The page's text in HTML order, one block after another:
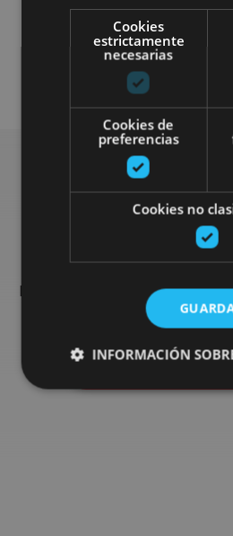
Museos y centros
Busca
Encuentra planes y sugerencias
Navarra: actividades organizadas,
destados de la
Cookies
estrictamente
necesarias
Cookies de
preferencias
Cookies no
INFORMACIÓN